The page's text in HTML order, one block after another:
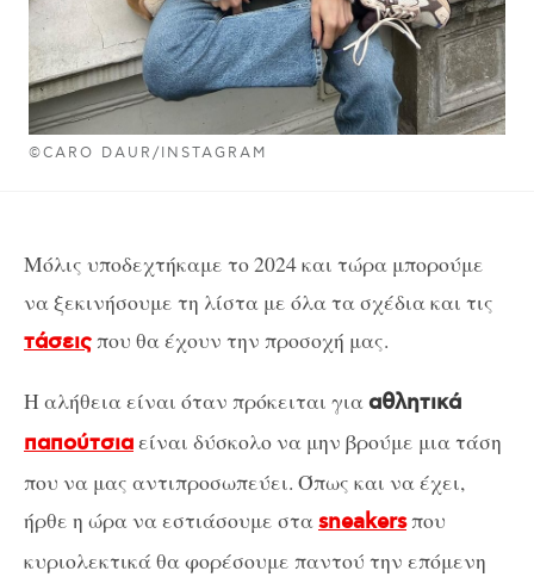
©CARO DAUR/INSTAGRAM
Μόλις υποδεχτήκαμε το 2024 και τώρα μπορούμε
να ξεκινήσουμε τη λίστα με όλα τα σχέδια και τις
τάσειςπου θα έχουν την προσοχή μας.
H αλήθεια είναι όταν πρόκειται γιααθλητικά
παπούτσιαείναι δύσκολο να μην βρούμε μια τάση
που να μας αντιπροσωπεύει. Όπως και να έχει,
ήρθε η ώρα να εστιάσουμε σταsneakersπου
κυριολεκτικά θα φορέσουμε παντού την επόμενη